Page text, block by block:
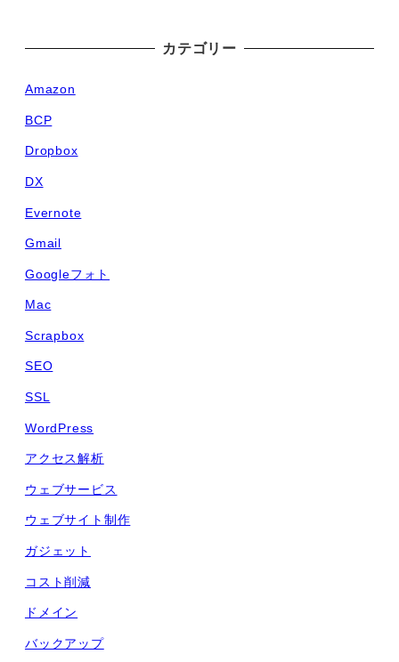
カテゴリー
Amazon
BCP
Dropbox
DX
Evernote
Gmail
Googleフォト
Mac
Scrapbox
SEO
SSL
WordPress
アクセス解析
ウェブサービス
ウェブサイト制作
ガジェット
コスト削減
ドメイン
バックアップ